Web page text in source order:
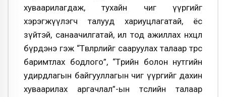
хуваарилагдаж, тухайн чиг үүргийг
хэрэгжүүлэгч талууд хариуцлагатай, ёс
зүйтэй, санаачилгатай, ил тод ажиллах нөхцөл
бүрдэнэ гэж “Төвлөрлийг сааруулах талаар төрөөс
баримтлах бодлого”, “Төрийн болон нутгийн
удирдлагын байгууллагын чиг үүргийг дахин
хуваарилах аргачлал”-ын төслийн талаар